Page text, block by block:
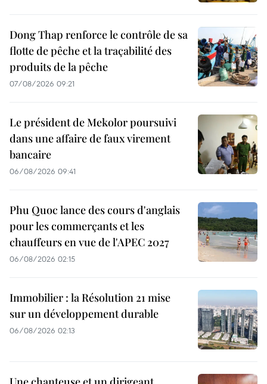
Dong Thap renforce le contrôle de sa
flotte de pêche et la traçabilité des
produits de la pêche
07/08/2026 09:21
Le président de Mekolor poursuivi
dans une affaire de faux virement
bancaire
06/08/2026 09:41
Phu Quoc lance des cours d'anglais
pour les commerçants et les
chauffeurs en vue de l'APEC 2027
06/08/2026 02:15
Immobilier : la Résolution 21 mise
sur un développement durable
06/08/2026 02:13